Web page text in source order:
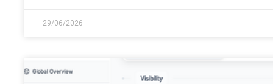
29/06/2026